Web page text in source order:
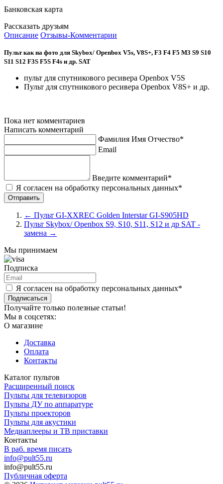
Банковская карта
Рассказать друзьям
Описание Отзывы-Комментарии
Пульт как на фото для Skybox/ Openbox V5s, V8S+, F3 F4 F5 M3 S9 S10
S11 S12 F3S F5S F4s и др. SAT
пульт для спутникового ресивера Openbox V5S
Пульт для спутникового ресивера Openbox V8S+ и др.
Пока нет комментариев
Написать комментарий
Фамилия Имя Отчество*
Email
Введите комментарий*
Я согласен на обработку персональных данных*
← Пульт GI-XXREC Golden Interstar GI-S905HD
Пульт Skybox/ Openbox S9, S10, S11, S12 и др SAT -
замена →
Мы принимаем
Подписка
Я согласен на обработку персональных данных*
Подписаться
Получайте только полезные статьи!
Мы в соцсетях:
О магазине
Доставка
Оплата
Контакты
Каталог пультов
Расширенный поиск
Пульты для телевизоров
Пульты ДУ по аппаратуре
Пульты проекторов
Пульты для акустики
Медиаплееры и ТВ приставки
Контакты
В раб. время писать
info@pult55.ru
info@pult55.ru
Публичная оферта